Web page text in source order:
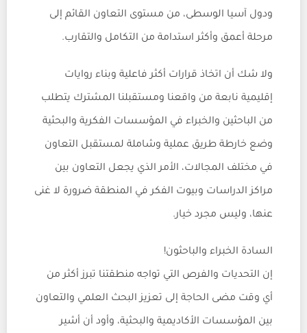
ودول آسيا الوسطى، من مستوى التعاون القائم إلى
مرحلة أعمق وأكثر استدامة من التكامل والتقارب.
ولا شك أن اتخاذ قرارات أكثر فاعلية وبناء روايات
إقليمية نابعة من واقعنا ومستقبلنا المشترك يتطلب
من الباحثين والخبراء في المؤسسات الفكرية والبحثية
وضع خارطة طريق عملية وشاملة لمستقبل التعاون
في مختلف المجالات، الأمر الذي يجعل التعاون بين
مراكز الدراسات وبيوت الفكر في المنطقة ضرورة لا غنى
عنها، وليس مجرد خيار.
السادة الخبراء والباحثون!
إن التحديات والفرص التي تواجه منطقتنا تبرز أكثر من
أي وقت مضى الحاجة إلى تعزيز البحث العلمي والتعاون
بين المؤسسات الأكاديمية والبحثية، وأود أن أشير